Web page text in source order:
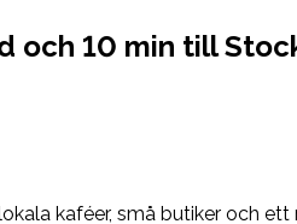
och 10 min till
kaféer, små butiker och